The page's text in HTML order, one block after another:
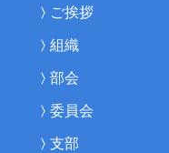
ご挨拶
組織
部会
委員会
支部